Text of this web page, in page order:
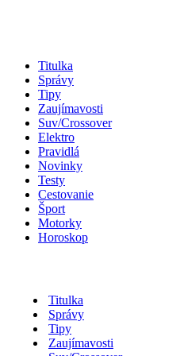
Titulka
Správy
Tipy
Zaujímavosti
Suv/Crossover
Elektro
Pravidlá
Novinky
Testy
Cestovanie
Šport
Motorky
Horoskop
Titulka
Správy
Tipy
Zaujímavosti